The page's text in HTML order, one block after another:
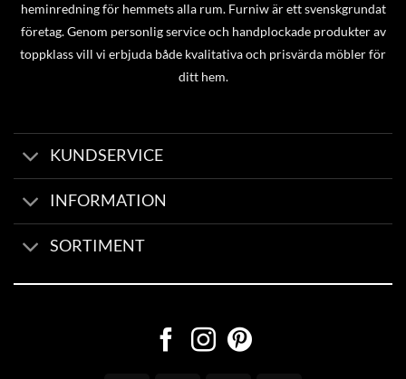
heminredning för hemmets alla rum. Furniw är ett svenskgrundat
företag. Genom personlig service och handplockade produkter av
toppklass vill vi erbjuda både kvalitativa och prisvärda möbler för
ditt hem.
KUNDSERVICE
INFORMATION
SORTIMENT